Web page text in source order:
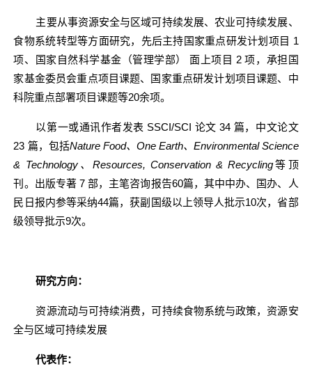
主要从事资源安全与区域可持续发展、农业可持续发展、
食物系统转型等方面研究，先后主持国家重点研发计划项目 1
项、国家自然科学基金（管理学部）
面上项目 2项，承担国
家基金委员会重点项目课题、国家重点研发计划项目课题、中
科院重点部署项目课题等20余项。
以第一或通讯作者发表 SSCI/SCI 论文 34 篇，中文论文
23 篇，包括Nature Food、 One Earth、 Environmental Science
& Technology、 Resources, Conservation & Recycling等顶
刊。出版专著7部，主笔咨询报告60篇，其中中办、国办、人
民日报内参等采纳44篇，获副国级以上领导人批示10次，省部
级领导批示9次。
研究方向：
资源流动与可持续消费，可持续食物系统与政策，资源安
全与区域可持续发展
代表作：